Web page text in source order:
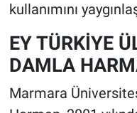
kullanımını
EY TÜRKİYE
DAMLA
Marmara